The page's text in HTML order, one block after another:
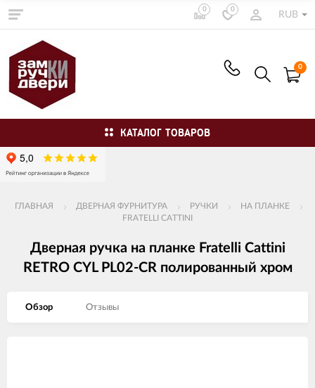
0 0
RUB
0
КАТАЛОГ ТОВАРОВ
ГЛАВНАЯ ДВЕРНАЯ ФУРНИТУРА РУЧКИ
НА ПЛАНКЕ
FRATELLI CATTINI
Дверная ручка на планке Fratelli Cattini
RETRO CYL PL02-CR полированный хром
Обзор Отзывы